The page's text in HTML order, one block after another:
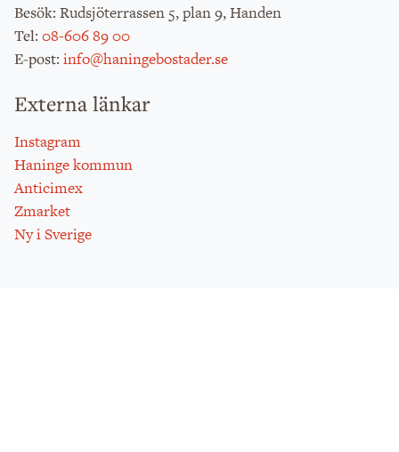
Besök: Rudsjöterrassen 5, plan 9, Handen
Tel: 08-606 89 00
E-post: info@haningebostader.se
Externa länkar
Instagram
Haninge kommun
Anticimex
Zmarket
Ny i Sverige